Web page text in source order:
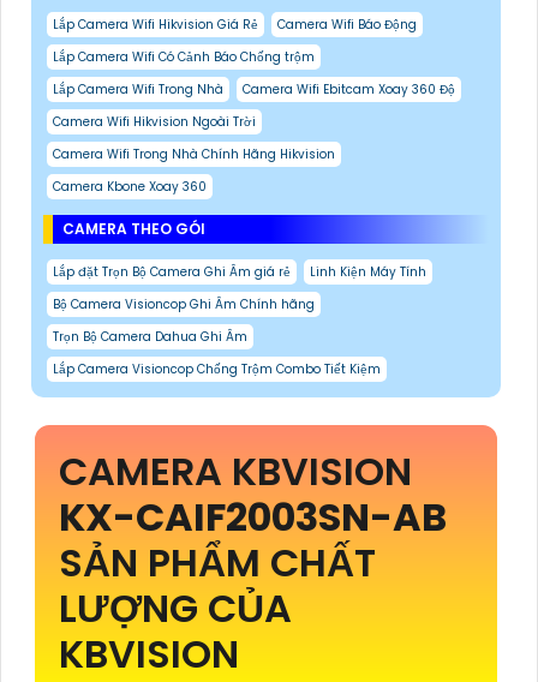
Lắp Camera Wifi Hikvision Giá Rẻ
Camera Wifi Báo Động
Lắp Camera Wifi Có Cảnh Báo Chống trộm
Lắp Camera Wifi Trong Nhà
Camera Wifi Ebitcam Xoay 360 Độ
Camera Wifi Hikvision Ngoài Trời
Camera Wifi Trong Nhà Chính Hãng Hikvision
Camera Kbone Xoay 360
CAMERA THEO GÓI
Lắp đặt Trọn Bộ Camera Ghi Âm giá rẻ
Linh Kiện Máy Tính
Bộ Camera Visioncop Ghi Âm Chính hãng
Trọn Bộ Camera Dahua Ghi Âm
Lắp Camera Visioncop Chống Trộm Combo Tiết Kiệm
CAMERA KBVISION
KX-CAIF2003SN-AB
SẢN PHẨM CHẤT
LƯỢNG CỦA
KBVISION